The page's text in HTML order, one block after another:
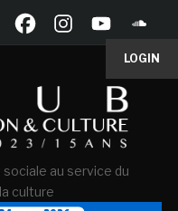
LOGIN
au service du
culture